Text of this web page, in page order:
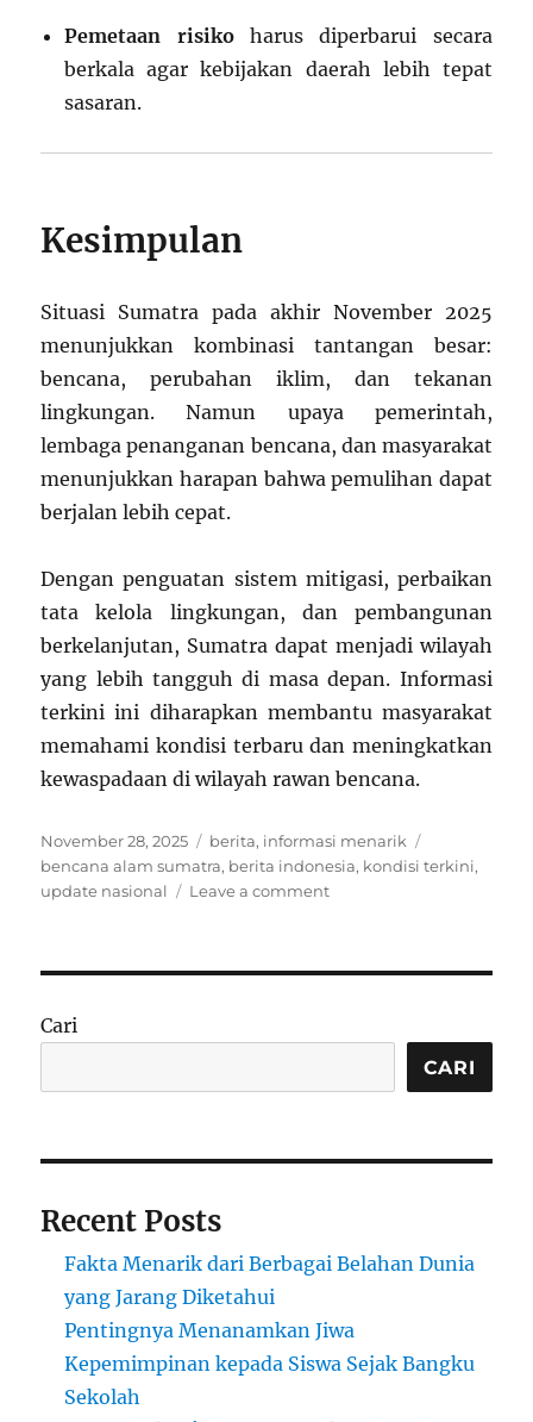
Pemetaan risikoharus diperbarui secara
berkala agar kebijakan daerah lebih tepat
sasaran.
Kesimpulan
Situasi Sumatra pada akhir November 2025
menunjukkan kombinasi tantangan besar:
bencana, perubahan iklim, dan tekanan
lingkungan. Namun upaya pemerintah,
lembaga penanganan bencana, dan masyarakat
menunjukkan harapan bahwa pemulihan dapat
berjalan lebih cepat.
Dengan penguatan sistem mitigasi, perbaikan
tata kelola lingkungan, dan pembangunan
berkelanjutan, Sumatra dapat menjadi wilayah
yang lebih tangguh di masa depan. Informasi
terkini ini diharapkan membantu masyarakat
memahami kondisi terbaru dan meningkatkan
kewaspadaan di wilayah rawan bencana.
Posted
on
November 28, 2025 Categories
berita, informasi menarik
bencana alam sumatra, berita indonesia, kondisi terkini,
update nasional
Leave a commenton
Ekonomi,
Upaya
2025)
Cari
CARI
Recent Posts
Fakta Menarik dari Berbagai Belahan Dunia
yang Jarang Diketahui
Pentingnya Menanamkan Jiwa
Kepemimpinan kepada Siswa Sejak Bangku
Sekolah